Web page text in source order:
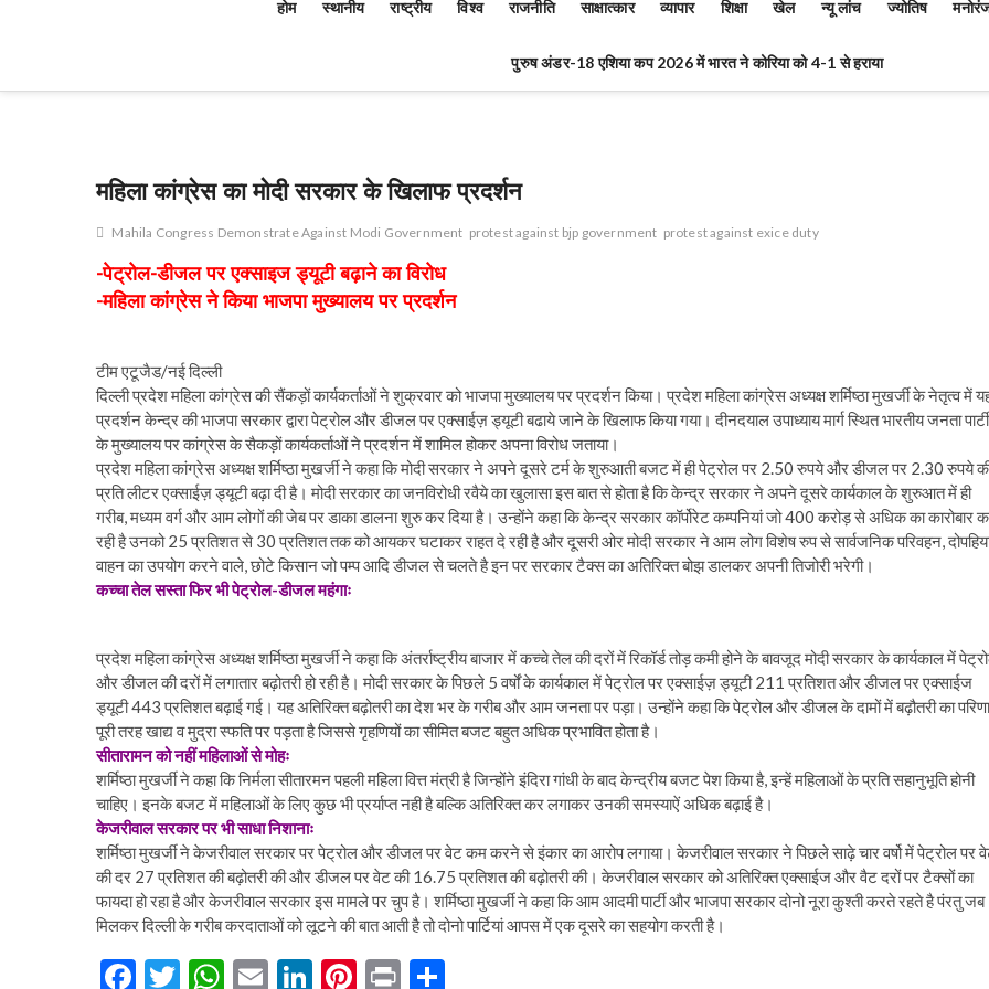
होम स्थानीय राष्ट्रीय विश्व राजनीति साक्षात्कार व्यापार शिक्षा खेल न्यू लांच ज्योतिष
पुरुष अंडर-18 एशिया कप 2026 में भारत ने कोरिया को 4-1 से हराया
महिला कांग्रेस का मोदी सरकार के खिलाफ प्रदर्शन
Mahila Congress Demonstrate Against Modi Government protest against bjp government protest against exice duty
-पेट्रोल-डीजल पर एक्साइज ड्यूटी बढ़ाने का विरोध
-महिला कांग्रेस ने किया भाजपा मुख्यालय पर प्रदर्शन
टीम एटूजैड/नई दिल्ली
दिल्ली प्रदेश महिला कांग्रेस की सैंकड़ों कार्यकर्ताओं ने शुक्रवार को भाजपा मुख्यालय पर प्रदर्शन किया। प्रदेश महिला कांग्रेस अध्यक्ष शर्मिष्ठा मुखर्जी के नेतृत्व में
प्रदर्शन केन्द्र की भाजपा सरकार द्वारा पेट्रोल और डीजल पर एक्साईज़ ड्यूटी बढाये जाने के खिलाफ किया गया। दीनदयाल उपाध्याय मार्ग स्थित भारतीय जनता पार्टी
के मुख्यालय पर कांग्रेस के सैकड़ों कार्यकर्ताओं ने प्रदर्शन में शामिल होकर अपना विरोध जताया।
प्रदेश महिला कांग्रेस अध्यक्ष शर्मिष्ठा मुखर्जी ने कहा कि मोदी सरकार ने अपने दूसरे टर्म के शुरुआती बजट में ही पेट्रोल पर 2.50 रुपये और डीजल पर 2.30 रुपये
प्रति लीटर एक्साईज़ ड्यूटी बढ़ा दी है। मोदी सरकार का जनविरोधी रवैये का खुलासा इस बात से होता है कि केन्द्र सरकार ने अपने दूसरे कार्यकाल के शुरुआत में ही
गरीब, मध्यम वर्ग और आम लोगों की जेब पर डाका डालना शुरु कर दिया है। उन्होंने कहा कि केन्द्र सरकार कॉर्पोरेट कम्पनियां जो 400 करोड़ से अधिक का कारोबार
रही है उनको 25 प्रतिशत से 30 प्रतिशत तक को आयकर घटाकर राहत दे रही है और दूसरी ओर मोदी सरकार ने आम लोग विशेष रुप से सार्वजनिक परिवहन,
वाहन का उपयोग करने वाले, छोटे किसान जो पम्प आदि डीजल से चलते है इन पर सरकार टैक्स का अतिरिक्त बोझ डालकर अपनी तिजोरी भरेगी।
कच्चा तेल सस्ता फिर भी पेट्रोल-डीजल महंगाः
प्रदेश महिला कांग्रेस अध्यक्ष शर्मिष्ठा मुखर्जी ने कहा कि अंतर्राष्ट्रीय बाजार में कच्चे तेल की दरों में रिकॉर्ड तोड़ कमी होने के बावजूद मोदी सरकार के कार्यकाल में
और डीजल की दरों में लगातार बढ़ोतरी हो रही है। मोदी सरकार के पिछले 5 वर्षों के कार्यकाल में पेट्रोल पर एक्साईज़ ड्यूटी 211 प्रतिशत और डीजल पर एक्साईज
ड्यूटी 443 प्रतिशत बढ़ाई गई। यह अतिरिक्त बढ़ोतरी का देश भर के गरीब और आम जनता पर पड़ा। उन्होंने कहा कि पेट्रोल और डीजल के दामों में बढ़ौतरी का
पूरी तरह खाद्य व मुद्रा स्फति पर पड़ता है जिससे गृहणियों का सीमित बजट बहुत अधिक प्रभावित होता है।
सीतारामन को नहीं महिलाओं से मोहः
शर्मिष्ठा मुखर्जी ने कहा कि निर्मला सीतारमन पहली महिला वित्त मंत्री है जिन्होंने इंदिरा गांधी के बाद केन्द्रीय बजट पेश किया है, इन्हें महिलाओं के प्रति सहानुभूति होनी
चाहिए। इनके बजट में महिलाओं के लिए कुछ भी प्रर्याप्त नही है बल्कि अतिरिक्त कर लगाकर उनकी समस्याऐं अधिक बढ़ाई है।
केजरीवाल सरकार पर भी साधा निशानाः
शर्मिष्ठा मुखर्जी ने केजरीवाल सरकार पर पेट्रोल और डीजल पर वेट कम करने से इंकार का आरोप लगाया। केजरीवाल सरकार ने पिछले साढ़े चार वर्षो में पेट्रोल पर
की दर 27 प्रतिशत की बढ़ोतरी की और डीजल पर वेट की 16.75 प्रतिशत की बढ़ोतरी की। केजरीवाल सरकार को अतिरिक्त एक्साईज और वैट दरों पर टैक्सों का
फायदा हो रहा है और केजरीवाल सरकार इस मामले पर चुप है। शर्मिष्ठा मुखर्जी ने कहा कि आम आदमी पार्टी और भाजपा सरकार दोनो नूरा कुश्ती करते रहते है पंरतु जब
मिलकर दिल्ली के गरीब करदाताओं को लूटने की बात आती है तो दोनो पार्टियां आपस में एक दूसरे का सहयोग करती है।
F T W E Li Pi Pr